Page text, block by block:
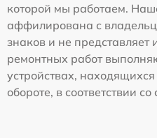
которой мы работаем.
аффилирована с
знаков и не представляет
ремонтных работ
устройствах,
обороте, в соответствии